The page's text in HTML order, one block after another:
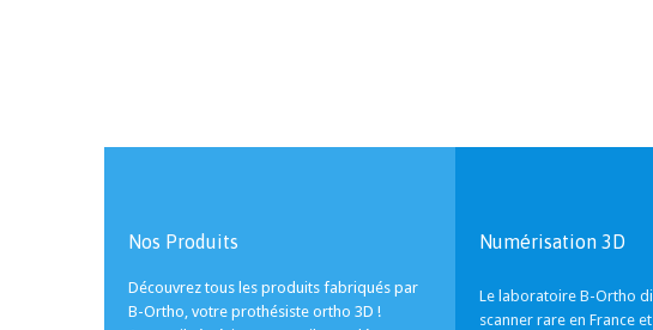
Nos Produits
Découvrez tous les produits fabriqués par
B-Ortho, votre prothésiste ortho 3D !
Numérisation 3D
Le laboratoire B-Ortho
scanner rare en France